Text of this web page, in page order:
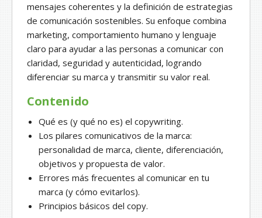
mensajes coherentes y la definición de estrategias
de comunicación sostenibles. Su enfoque combina
marketing, comportamiento humano y lenguaje
claro para ayudar a las personas a comunicar con
claridad, seguridad y autenticidad, logrando
diferenciar su marca y transmitir su valor real.
Contenido
Qué es (y qué no es) el copywriting.
Los pilares comunicativos de la marca:
personalidad de marca, cliente, diferenciación,
objetivos y propuesta de valor.
Errores más frecuentes al comunicar en tu
marca (y cómo evitarlos).
Principios básicos del copy.